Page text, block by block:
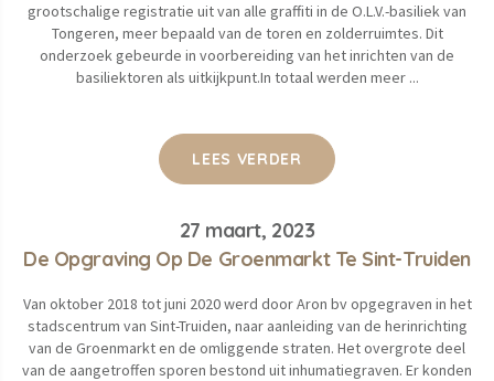
grootschalige registratie uit van alle graffiti in de O.L.V.-basiliek van
Tongeren, meer bepaald van de toren en zolderruimtes. Dit
onderzoek gebeurde in voorbereiding van het inrichten van de
basiliektoren als uitkijkpunt.In totaal werden meer ...
LEES VERDER
27 maart, 2023
De Opgraving Op De Groenmarkt Te Sint-Truiden
Van oktober 2018 tot juni 2020 werd door Aron bv opgegraven in het
stadscentrum van Sint-Truiden, naar aanleiding van de herinrichting
van de Groenmarkt en de omliggende straten. Het overgrote deel
van de aangetroffen sporen bestond uit inhumatiegraven. Er konden